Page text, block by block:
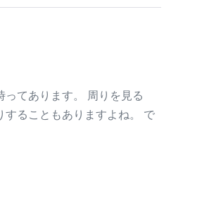
てあります。 周りを見る
することもありますよね。 で